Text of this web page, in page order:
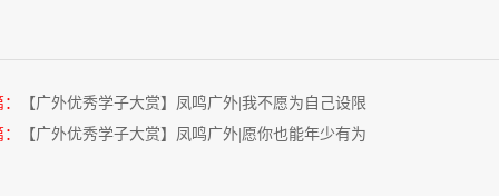
【广外优秀学子大赏】凤鸣广外|我不愿为自己设限
【广外优秀学子大赏】凤鸣广外|愿你也能年少有为